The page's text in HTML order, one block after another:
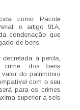
como Pacote
o artigo 91A,
condenação que
de bens.
decretada a perda,
dos bens
valor do patrimônio
com o seu
para os crimes
superior a seis